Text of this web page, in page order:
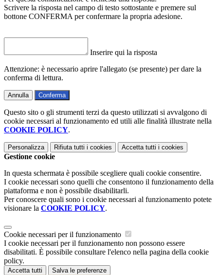
Scrivere la risposta nel campo di testo sottostante e premere sul
bottone CONFERMA per confermare la propria adesione.
Inserire qui la risposta
Attenzione: è necessario aprire l'allegato (se presente) per dare la
conferma di lettura.
Annulla Conferma
Questo sito o gli strumenti terzi da questo utilizzati si avvalgono di
cookie necessari al funzionamento ed utili alle finalità illustrate nella
COOKIE POLICY.
Personalizza Rifiuta tutti i cookies Accetta tutti i cookies
Gestione cookie
In questa schermata è possibile scegliere quali cookie consentire.
I cookie necessari sono quelli che consentono il funzionamento della
piattaforma e non è possibile disabilitarli.
Per conoscere quali sono i cookie necessari al funzionamento potete
visionare la COOKIE POLICY.
Cookie necessari per il funzionamento
I cookie necessari per il funzionamento non possono essere
disabilitati. È possibile consultare l'elenco nella pagina della cookie
policy.
Accetta tutti Salva le preferenze